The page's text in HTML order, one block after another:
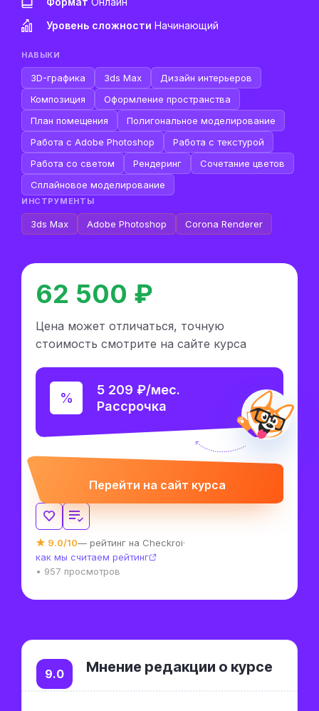
Уровень сложности Начинающий
НАВЫКИ
3D-графика 3ds Max
Дизайн интерьеров
Композиция
Оформление пространства
План помещения
Полигональное моделирование
Работа с Adobe Photoshop
Работа с текстурой
Работа со светом
Рендеринг
Сочетание цветов
Сплайновое моделирование
ИНСТРУМЕНТЫ
3ds Max Adobe Photoshop Corona Renderer
62 500 ₽
Цена может отличаться, точную
стоимость смотрите на сайте курса
5 209 ₽/мес.
Рассрочка
Перейти на сайт курса
★ 9.0/10— рейтинг на Checkroi·
как мы считаем рейтинг
• 957 просмотров
Мнение редакции о курсе
9.0